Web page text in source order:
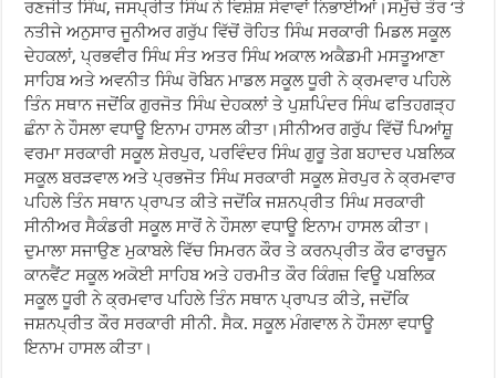
ਰਣਜੀਤ ਸਿੰਘ, ਜਸਪ੍ਰੀਤ ਸਿੰਘ ਨੇ ਵਿਸ਼ੇਸ਼ ਸੇਵਾਵਾਂ ਨਿਭਾਈਆਂ।ਸਮੁੱਚੇ ਤੌਰ ‘ਤੇ
ਨਤੀਜੇ ਅਨੁਸਾਰ ਜੂਨੀਅਰ ਗਰੁੱਪ ਵਿੱਚੋਂ ਰੋਹਿਤ ਸਿੰਘ ਸਰਕਾਰੀ ਮਿਡਲ ਸਕੂਲ
ਦੇਹਕਲਾਂ, ਪ੍ਰਭਵੀਰ ਸਿੰਘ ਸੰਤ ਅਤਰ ਸਿੰਘ ਅਕਾਲ ਅਕੈਡਮੀ ਮਸਤੂਆਣਾ
ਸਾਹਿਬ ਅਤੇ ਅਵਨੀਤ ਸਿੰਘ ਰੋਬਿਨ ਮਾਡਲ ਸਕੂਲ ਧੂਰੀ ਨੇ ਕ੍ਰਮਵਾਰ ਪਹਿਲੇ
ਤਿੰਨ ਸਥਾਨ ਜਦੋਂਕਿ ਗੁਰਜੋਤ ਸਿੰਘ ਦੇਹਕਲਾਂ ਤੇ ਪੁਸ਼ਪਿੰਦਰ ਸਿੰਘ ਫਤਿਹਗੜ੍ਹ
ਛੰਨਾ ਨੇ ਹੌਸਲਾ ਵਧਾਊ ਇਨਾਮ ਹਾਸਲ ਕੀਤਾ।ਸੀਨੀਅਰ ਗਰੁੱਪ ਵਿੱਚੋਂ ਪਿਆਂਸ਼ੂ
ਵਰਮਾ ਸਰਕਾਰੀ ਸਕੂਲ ਸ਼ੇਰਪੁਰ, ਪਰਵਿੰਦਰ ਸਿੰਘ ਗੁਰੂ ਤੇਗ ਬਹਾਦਰ ਪਬਲਿਕ
ਸਕੂਲ ਬਰੜਵਾਲ ਅਤੇ ਪ੍ਰਭਜੋਤ ਸਿੰਘ ਸਰਕਾਰੀ ਸਕੂਲ ਸ਼ੇਰਪੁਰ ਨੇ ਕ੍ਰਮਵਾਰ
ਪਹਿਲੇ ਤਿੰਨ ਸਥਾਨ ਪ੍ਰਾਪਤ ਕੀਤੇ ਜਦੋਂਕਿ ਜਸ਼ਨਪ੍ਰੀਤ ਸਿੰਘ ਸਰਕਾਰੀ
ਸੀਨੀਅਰ ਸੈਕੰਡਰੀ ਸਕੂਲ ਸਾਰੋਂ ਨੇ ਹੌਸਲਾ ਵਧਾਊ ਇਨਾਮ ਹਾਸਲ ਕੀਤਾ।
ਦੁਮਾਲਾ ਸਜਾਉਣ ਮੁਕਾਬਲੇ ਵਿੱਚ ਸਿਮਰਨ ਕੌਰ ਤੇ ਕਰਨਪ੍ਰੀਤ ਕੌਰ ਫਾਰਚੂਨ
ਕਾਨਵੈਂਟ ਸਕੂਲ ਅਕੋਈ ਸਾਹਿਬ ਅਤੇ ਹਰਮੀਤ ਕੌਰ ਕਿੰਗਜ਼ ਵਿਊ ਪਬਲਿਕ
ਸਕੂਲ ਧੂਰੀ ਨੇ ਕ੍ਰਮਵਾਰ ਪਹਿਲੇ ਤਿੰਨ ਸਥਾਨ ਪ੍ਰਾਪਤ ਕੀਤੇ, ਜਦੋਂਕਿ
ਜਸ਼ਨਪ੍ਰੀਤ ਕੌਰ ਸਰਕਾਰੀ ਸੀਨੀ. ਸੈਕ. ਸਕੂਲ ਮੰਗਵਾਲ ਨੇ ਹੌਸਲਾ ਵਧਾਊ
ਇਨਾਮ ਹਾਸਲ ਕੀਤਾ।